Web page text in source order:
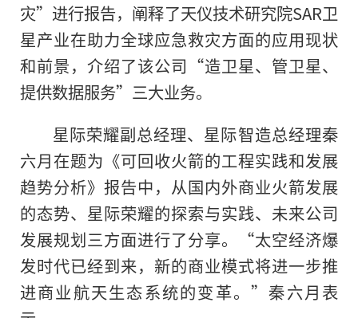
灾”进行报告， 阐释了天仪技术研究院SAR卫
星产业在助力全球应急救灾方面的应用现状
和前景，介绍了该公司“造卫星、管卫星、
提供数据服务”三大业务。
星际荣耀副总经理、星际智造总经理秦
六月在题为《可回收火箭的工程实践和发展
趋势分析》报告中，从国内外商业火箭发展
的态势、星际荣耀的探索与实践、未来公司
发展规划三方面进行了分享。“太空经济爆
发时代已经到来，新的商业模式将进一步推
进商业航天生态系统的变革。”秦六月表